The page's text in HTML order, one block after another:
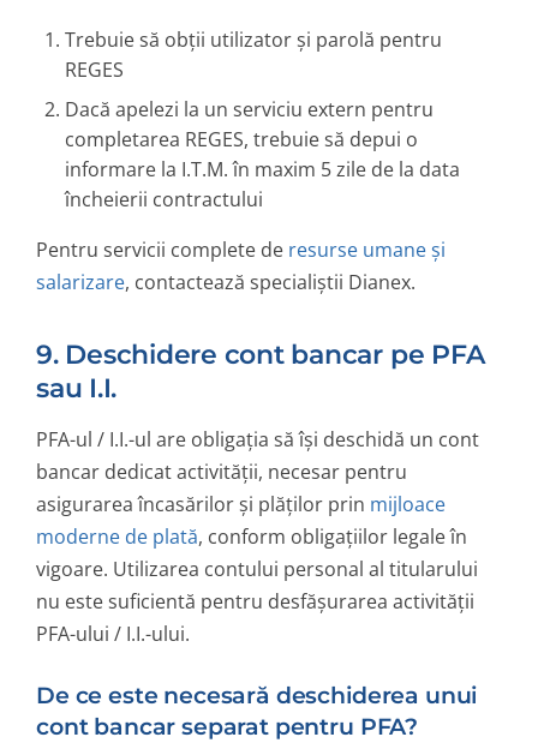
Trebuie să obții utilizator și parolă pentru
REGES
Dacă apelezi la un serviciu extern pentru
completarea REGES, trebuie să depui o
informare la I.T.M. în maxim 5 zile de la data
încheierii contractului
Pentru servicii complete de resurse umane și
salarizare, contactează specialiștii Dianex.
9. Deschidere cont bancar pe PFA
sau I.I.
PFA-ul / I.I.-ul are obligația să își deschidă un cont
bancar dedicat activității, necesar pentru
asigurarea încasărilor și plăților prin mijloace
moderne de plată, conform obligațiilor legale în
vigoare. Utilizarea contului personal al titularului
nu este suficientă pentru desfășurarea activității
PFA-ului / I.I.-ului.
De ce este necesară deschiderea unui
cont bancar separat pentru PFA?